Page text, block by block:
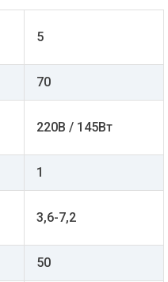
5
70
220В / 145Вт
1
3,6-7,2
50